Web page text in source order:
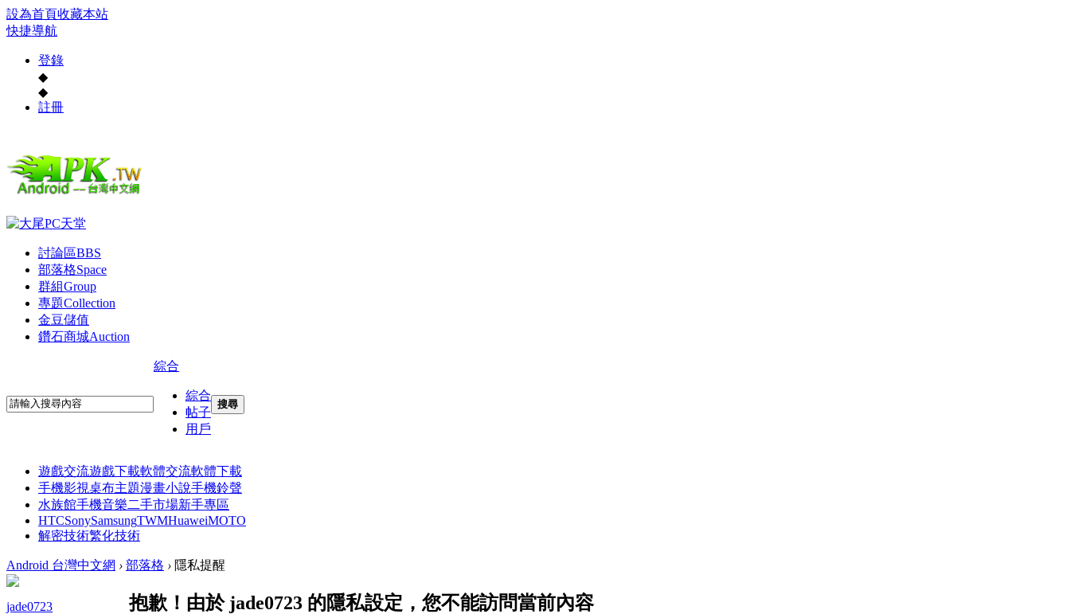
設為首頁收藏本站
快捷導航
登錄
◆
◆
註冊
討論區BBS
部落格Space
群組Group
專題Collection
金豆儲值
鑽石商城Auction
綜合
綜合
帖子
用戶
搜尋
遊戲交流遊戲下載軟體交流軟體下載
手機影視桌布主題漫畫小說手機鈴聲
水族館手機音樂二手市場新手專區
HTCSonySamsungTWMHuaweiMOTO
解密技術繁化技術
Android 台灣中文網 › 部落格 › 隱私提醒
jade0723 抱歉！由於 jade0723 的隱私設定，您不能訪問當前內容